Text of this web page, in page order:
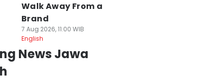
Walk Away From a
Brand
7 Aug 2026, 11:00 WIB
English
News Jawa